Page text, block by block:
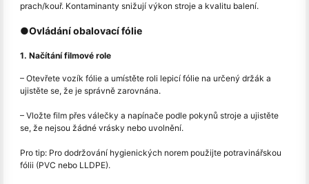
prach/kouř. Kontaminanty snižují výkon stroje a kvalitu balení.
●Ovládání obalovací fólie
1. Načítání filmové role
– Otevřete vozík fólie a umístěte roli lepicí fólie na určený držák a
ujistěte se, že je správně zarovnána.
– Vložte film přes válečky a napínače podle pokynů stroje a ujistěte
se, že nejsou žádné vrásky nebo uvolnění.
Pro tip: Pro dodržování hygienických norem použijte potravinářskou
fólii (PVC nebo LLDPE).